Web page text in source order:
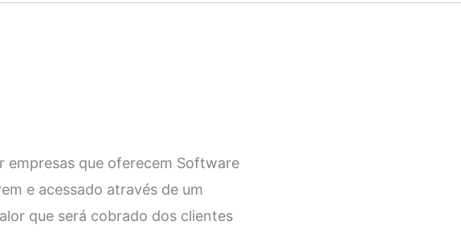
empresas que oferecem Software
e acessado através de um
que será cobrado dos clientes